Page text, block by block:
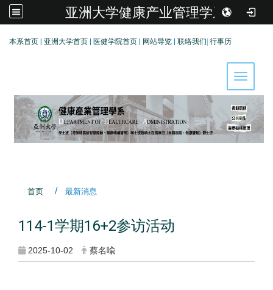
亚洲大学健康产业管理学系
本系首页 亚洲大学首页 医健学院首页 网站导览 联络我们 行事历
Toggle
首页 最新消息
114-1学期16+2参访活动
2025-10-02 蔡名喩